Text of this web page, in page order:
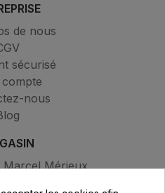
de nous
sécurisé
nous
Marcel Mérieux